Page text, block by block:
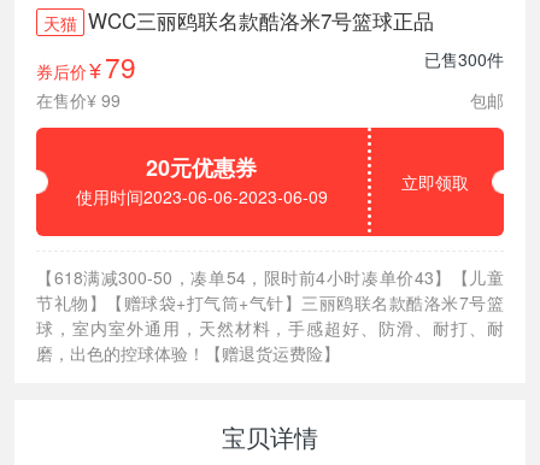
天猫 WCC三丽鸥联名款酷洛米7号篮球正品
券后价¥ 79
已售300件
在售价¥ 99
包邮
20元优惠券
使用时间2023-06-06-2023-06-09
立即领取
【618满减300-50，凑单54，限时前4小时凑单价43】【儿童
节礼物】【赠球袋+打气筒+气针】三丽鸥联名款酷洛米7号篮
球，室内室外通用，天然材料，手感超好、防滑、耐打、耐
磨，出色的控球体验！【赠退货运费险】
宝贝详情